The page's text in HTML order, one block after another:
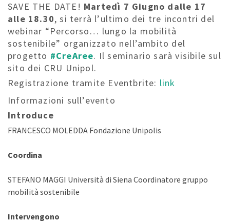
SAVE THE DATE! Martedì 7 Giugno dalle 17
alle 18.30, si terrà l’ultimo dei tre incontri del
webinar “Percorso… lungo la mobilità
sostenibile” organizzato nell’ambito del
progetto #CreAree. Il seminario sarà visibile sul
sito dei CRU Unipol.
Registrazione tramite Eventbrite: link
Informazioni sull’evento
Introduce
FRANCESCO MOLEDDA Fondazione Unipolis
Coordina
STEFANO MAGGI Università di Siena Coordinatore gruppo
mobilità sostenibile
Intervengono